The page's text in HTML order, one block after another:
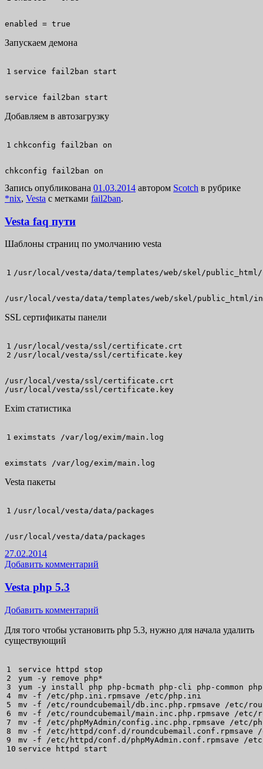
enabled = true
Запускаем демона
service fail2ban start
service fail2ban start
Добавляем в автозагрузку
chkconfig fail2ban on
chkconfig fail2ban on
Запись опубликована 01.03.2014 автором Scotch в рубрике
*nix, Vesta с метками fail2ban.
Vesta faq пути
Шаблоны страниц по умолчанию vesta
/usr/local/vesta/data/templates/web/skel/
/usr/local/vesta/data/templates/web/skel/public_html/
SSL сертификаты панели
1 /usr/local/vesta/ssl/certificate.crt
/usr/local/vesta/ssl/certificate.key
/usr/local/vesta/ssl/certificate.crt
/usr/local/vesta/ssl/certificate.key
Exim статистика
eximstats /var/log/exim/main.log
eximstats /var/log/exim/main.log
Vesta пакеты
/usr/local/vesta/data/packages
/usr/local/vesta/data/packages
27.02.2014
Добавить комментарий
Vesta php 5.3
Добавить комментарий
Для того чтобы установить php 5.3, нужно для начала удалить
существующий
1
2
3
4
5
6
7
8
9
yum
-y remove php*
yum
-y install
mv
-f /etc /php.ini.rpmsave /etc /
mv
-f /etc / roundcubemail /db.inc.php.rpmsave /etc /
mv
-f /etc / roundcubemail /main.inc.php.rpmsave /etc /
mv
-f /etc /phpMyAdmin /config.inc.php.rpmsave /etc /
mv
-f /etc / httpd /conf.d / roundcubemail.conf.rpmsave /
mv
-f /etc / httpd /conf.d /phpMyAdmin.conf.rpmsave /etc
service httpd start